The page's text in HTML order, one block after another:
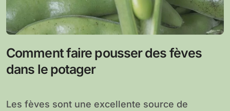
Comment faire pousser des fèves
dans le potager
Les fèves sont une excellente source de